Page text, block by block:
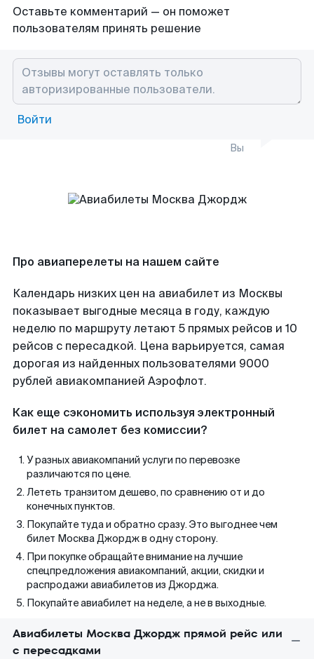
Оставьте комментарий — он поможет
пользователям принять решение
Войти
Вы
Про авиаперелеты на нашем сайте
Календарь низких цен на авиабилет из Москвы
показывает выгодные месяца в году, каждую
неделю по маршруту летают 5 прямых рейсов и 10
рейсов с пересадкой. Цена варьируется, самая
дорогая из найденных пользователями 9000
рублей авиакомпанией Аэрофлот.
Как еще сэкономить используя электронный
билет на самолет без комиссии?
У разных авиакомпаний услуги по перевозке
различаются по цене.
Лететь транзитом дешево, по сравнению от и до
конечных пунктов.
Покупайте туда и обратно сразу. Это выгоднее чем
билет Москва Джордж в одну сторону.
При покупке обращайте внимание на лучшие
спецпредложения авиакомпаний, акции, скидки и
распродажи авиабилетов из Джорджа.
Покупайте авиабилет на неделе, а не в выходные.
Авиабилеты Москва Джордж прямой рейс или
с пересадками